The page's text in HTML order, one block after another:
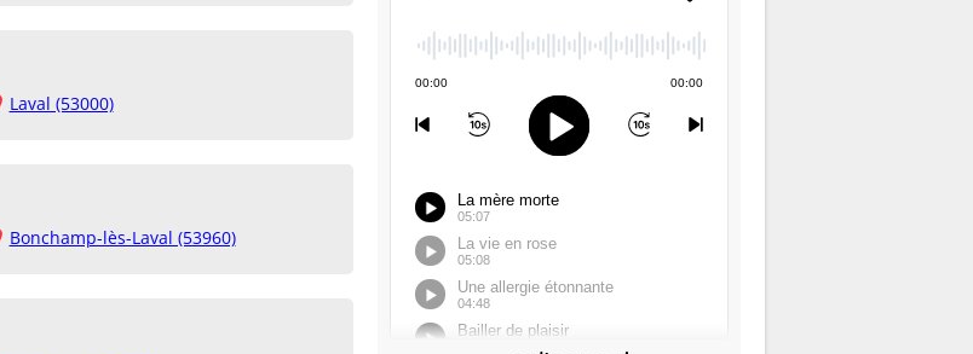
Laval (53000)
Bonchamp-lès-Laval (53960)